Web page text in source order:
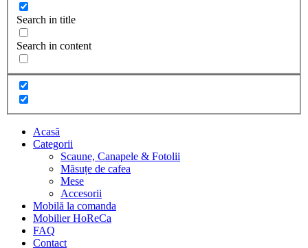
Search in title
Search in content
Acasă
Categorii
Scaune, Canapele & Fotolii
Măsuțe de cafea
Mese
Accesorii
Mobilă la comanda
Mobilier HoReCa
FAQ
Contact